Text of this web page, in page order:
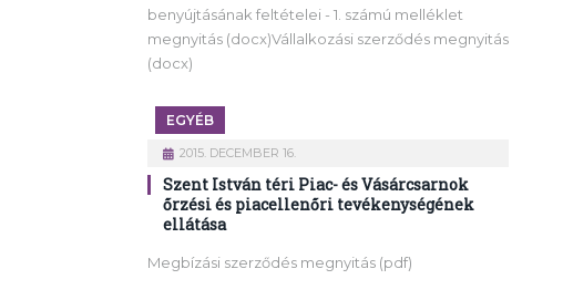
benyújtásának feltételei - 1. számú melléklet
megnyitás (docx)Vállalkozási szerződés megnyitás
(docx)
EGYÉB
2015. DECEMBER 16.
Szent István téri Piac- és Vásárcsarnok
őrzési és piacellenőri tevékenységének
ellátása
Megbízási szerződés megnyitás (pdf)